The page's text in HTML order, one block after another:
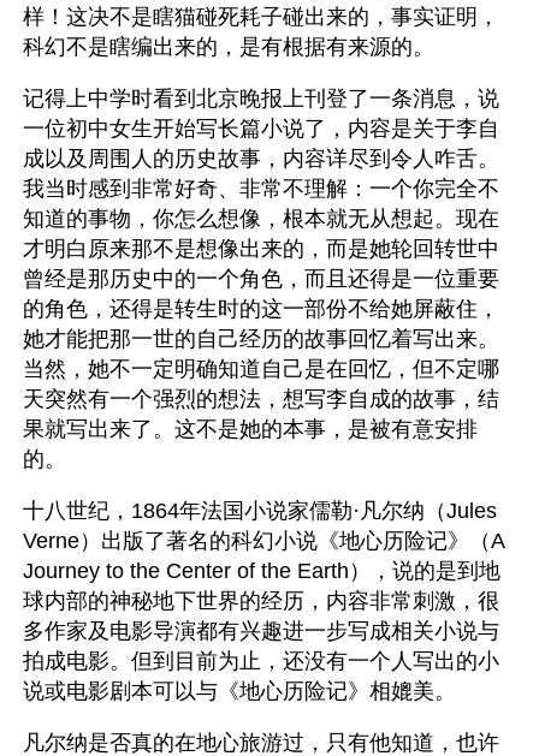
样！这决不是瞎猫碰死耗子碰出来的，事实证明，
科幻不是瞎编出来的，是有根据有来源的。
记得上中学时看到北京晚报上刊登了一条消息，说
一位初中女生开始写长篇小说了，内容是关于李自
成以及周围人的历史故事，内容详尽到令人咋舌。
我当时感到非常好奇、非常不理解：一个你完全不
知道的事物，你怎么想像，根本就无从想起。现在
才明白原来那不是想像出来的，而是她轮回转世中
曾经是那历史中的一个角色，而且还得是一位重要
的角色，还得是转生时的这一部份不给她屏蔽住，
她才能把那一世的自己经历的故事回忆着写出来。
当然，她不一定明确知道自己是在回忆，但不定哪
天突然有一个强烈的想法，想写李自成的故事，结
果就写出来了。这不是她的本事，是被有意安排
的。
十八世纪，1864年法国小说家儒勒·凡尔纳（Jules
Verne）出版了著名的科幻小说《地心历险记》（A
Journey to the Center of the Earth），说的是到地
球内部的神秘地下世界的经历，内容非常刺激，很
多作家及电影导演都有兴趣进一步写成相关小说与
拍成电影。但到目前为止，还没有一个人写出的小
说或电影剧本可以与《地心历险记》相媲美。
凡尔纳是否真的在地心旅游过，只有他知道，也许